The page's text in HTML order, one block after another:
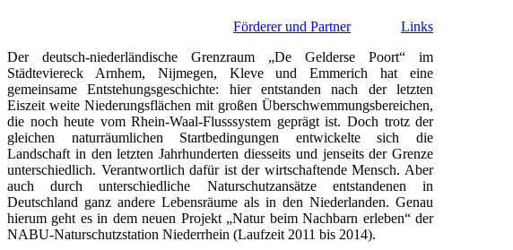
Förderer und Partner
Links
Der deutsch-niederländische Grenzraum „De Gelderse Poort“ im
Städteviereck Arnhem, Nijmegen, Kleve und Emmerich hat eine
gemeinsame Entstehungsgeschichte: hier entstanden nach der letzten
Eiszeit weite Niederungsflächen mit großen Überschwemmungsbereichen,
die noch heute vom Rhein-Waal-Flusssystem geprägt ist. Doch trotz der
gleichen naturräumlichen Startbedingungen entwickelte sich die
Landschaft in den letzten Jahrhunderten diesseits und jenseits der Grenze
unterschiedlich. Verantwortlich dafür ist der wirtschaftende Mensch. Aber
auch durch unterschiedliche Naturschutzansätze entstandenen in
Deutschland ganz andere Lebensräume als in den Niederlanden. Genau
hierum geht es in dem neuen Projekt „Natur beim Nachbarn erleben“ der
NABU-Naturschutzstation Niederrhein (Laufzeit 2011 bis 2014).